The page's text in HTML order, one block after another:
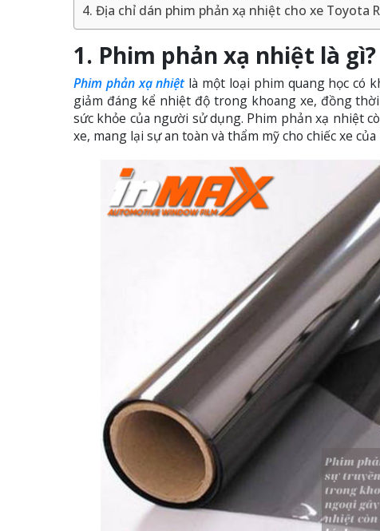
4. Địa chỉ dán phim phản xạ nhiệt cho xe Toyota
1. Phim phản xạ nhiệt là gì?
Phim phản xạ nhiệtlà một loại phim quang học có
giảm đáng kể nhiệt độ trong khoang xe, đồng
sức khỏe của người sử dụng. Phim phản xạ nhiệt
xe, mang lại sự an toàn và thẩm mỹ cho chiếc xe của